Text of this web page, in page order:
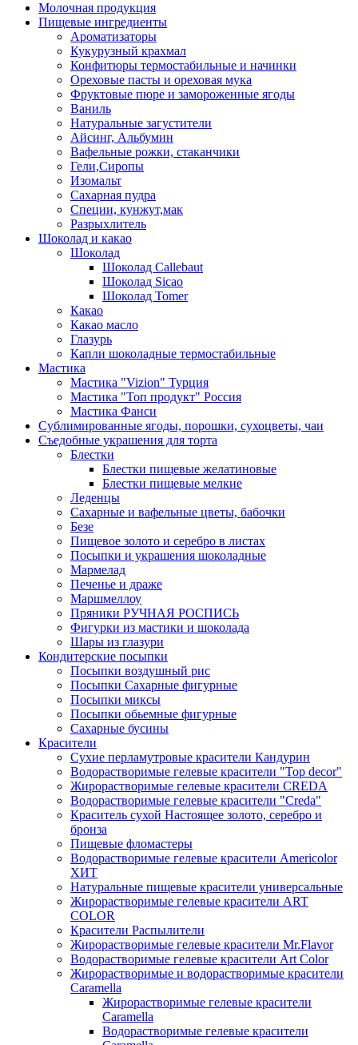
Молочная продукция
Пищевые ингредиенты
Ароматизаторы
Кукурузный крахмал
Конфитюры термостабильные и начинки
Ореховые пасты и ореховая мука
Фруктовые пюре и замороженные ягоды
Ваниль
Натуральные загустители
Айсинг, Альбумин
Вафельные рожки, стаканчики
Гели,Сиропы
Изомальт
Сахарная пудра
Специи, кунжут,мак
Разрыхлитель
Шоколад и какао
Шоколад
Шоколад Callebaut
Шоколад Sicao
Шоколад Tomer
Какао
Какао масло
Глазурь
Капли шоколадные термостабильные
Мастика
Мастика "Vizion" Турция
Мастика "Топ продукт" Россия
Мастика Фанси
Сублимированные ягоды, порошки, сухоцветы, чаи
Съедобные украшения для торта
Блестки
Блестки пищевые желатиновые
Блестки пищевые мелкие
Леденцы
Сахарные и вафельные цветы, бабочки
Безе
Пищевое золото и серебро в листах
Посыпки и украшения шоколадные
Мармелад
Печенье и драже
Маршмеллоу
Пряники РУЧНАЯ РОСПИСЬ
Фигурки из мастики и шоколада
Шары из глазури
Кондитерские посыпки
Посыпки воздушный рис
Посыпки Сахарные фигурные
Посыпки миксы
Посыпки обьемные фигурные
Сахарные бусины
Красители
Сухие перламутровые красители Кандурин
Водорастворимые гелевые красители "Top decor"
Жирорастворимые гелевые красители CREDA
Водорастворимые гелевые красители "Creda"
Краситель сухой Настоящее золото, серебро и
бронза
Пищевые фломастеры
Водорастворимые гелевые красители Americolor
ХИТ
Натуральные пищевые красители универсальные
Жирорастворимые гелевые красители ART
COLOR
Красители Распылители
Жирорастворимые гелевые красители Mr.Flavor
Водорастворимые гелевые красители Art Color
Жирорастворимые и водорастворимые красители
Caramella
Жирорастворимые гелевые красители
Caramella
Водорастворимые гелевые красители